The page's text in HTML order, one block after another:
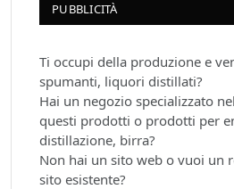
PUBBLICITÀ
Ti occupi della produzione e
spumanti, liquori distillati?
Hai un negozio specializzato
questi prodotti o prodotti per
distillazione, birra?
Non hai un sito web o vuoi un
sito esistente?